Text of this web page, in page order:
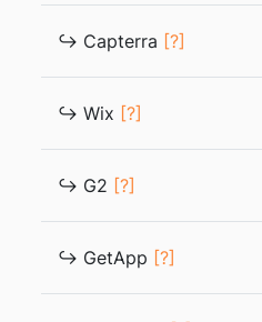
↪ Capterra [?]
↪ Wix [?]
↪ G2 [?]
↪ GetApp [?]